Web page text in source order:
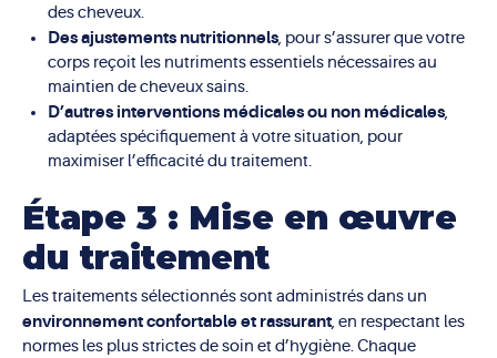
des cheveux.
Des ajustements nutritionnels, pour s’assurer que votre
corps reçoit les nutriments essentiels nécessaires au
maintien de cheveux sains.
D’autres interventions médicales ou non médicales,
adaptées spécifiquement à votre situation, pour
maximiser l’efficacité du traitement.
Étape 3 : Mise en œuvre
du traitement
Les traitements sélectionnés sont administrés dans un
environnement confortable et rassurant, en respectant les
normes les plus strictes de soin et d’hygiène. Chaque